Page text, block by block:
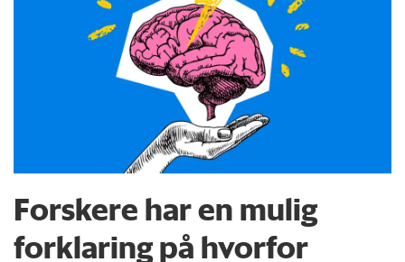
Forskere har en mulig
forklaring på hvorfor